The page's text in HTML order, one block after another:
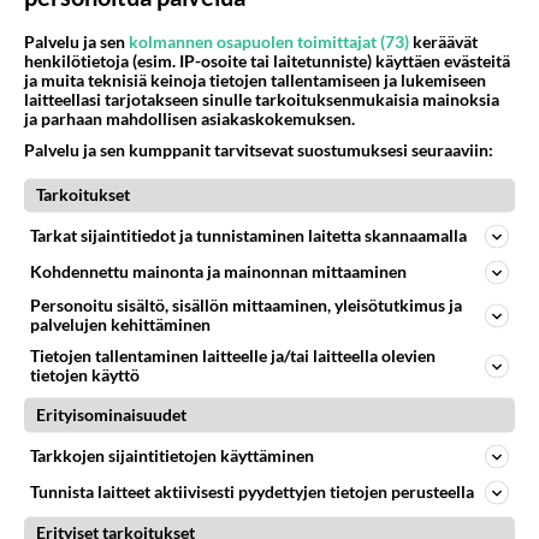
Kommentoi aloitusta...
Ketjusta on poistettu3sääntöjenvastaista viestiä.
Takaisin ylös
LUETUIMMAT KESKUSTELUT
Martinan bisneksillä ei mene hyvin
05.08.2026 05:51
Kotimaiset julkkisjuorut
313
1419
Martina Aitolehti on seurattu julkisuuden henkilö. Lähipiiriin mahtuu muitakin tunnettuja henkilöitä. Tiesitkö, että Ma
05.08.2026 07:23
Kotimaiset julkkisjuorut
1159
Mitä töitä kaivattusi on tehnyt?
62
Palvelu ja sen kolmannen osapuolen toimittajat (73) keräävät
henkilötietoja (esim. IP-osoite tai laitetunniste) käyttäen evästeitä
ja muita teknisiä keinoja tietojen tallentamiseen ja lukemiseen
laitteellasi tarjotakseen sinulle tarkoituksenmukaisia mainoksia
ja parhaan mahdollisen asiakaskokemuksen.
Palvelu ja sen kumppanit tarvitsevat suostumuksesi seuraaviin:
Tarkoitukset
Tarkat sijaintitiedot ja tunnistaminen laitetta skannaamalla
Kohdennettu mainonta ja mainonnan mittaaminen
Personoitu sisältö, sisällön mittaaminen, yleisötutkimus ja
palvelujen kehittäminen
Tietojen tallentaminen laitteelle ja/tai laitteella olevien
tietojen käyttö
Erityisominaisuudet
Tarkkojen sijaintitietojen käyttäminen
Tunnista laitteet aktiivisesti pyydettyjen tietojen perusteella
Erityiset tarkoitukset